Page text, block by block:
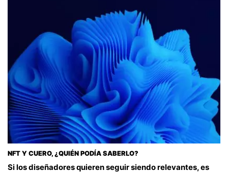
NFT Y CUERO, ¿QUIÉN PODÍA SABERLO?
Si los diseñadores quieren seguir siendo relevantes, es